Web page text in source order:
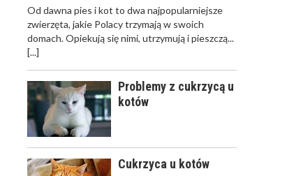
OPIEKA NAD KOTEM
PODCZAS
NIEOBECNOŚCI W
KLESZCZE U KOTÓW
Od dawna pies i kot to dwa najpopularniejsze
zwierzęta, jakie Polacy trzymają w swoich
domach. Opiekują się nimi, utrzymują i pieszczą...
[...]
Problemy z cukrzycą u
kotów
Cukrzyca u kotów